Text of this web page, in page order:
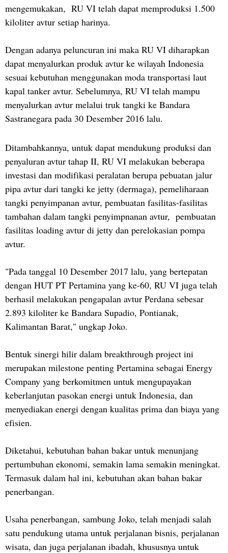
mengemukakan, RU VI telah dapat memproduksi 1.500
kiloliter avtur setiap harinya.
Dengan adanya peluncuran ini maka RU VI diharapkan
dapat menyalurkan produk avtur ke wilayah Indonesia
sesuai kebutuhan menggunakan moda transportasi laut
kapal tanker avtur. Sebelumnya, RU VI telah mampu
menyalurkan avtur melalui truk tangki ke Bandara
Sastranegara pada 30 Desember 2016 lalu.
Ditambahkannya, untuk dapat mendukung produksi dan
penyaluran avtur tahap II, RU VI melakukan beberapa
investasi dan modifikasi peralatan berupa pebuatan jalur
pipa avtur dari tangki ke jetty (dermaga), pemeliharaan
tangki penyimpanan avtur, pembuatan fasilitas-fasilitas
tambahan dalam tangki penyimpnanan avtur, pembuatan
fasilitas loading avtur di jetty dan perelokasian pompa
avtur.
"Pada tanggal 10 Desember 2017 lalu, yang bertepatan
dengan HUT PT Pertamina yang ke-60, RU VI juga telah
berhasil melakukan pengapalan avtur Perdana sebesar
2.893 kiloliter ke Bandara Supadio, Pontianak,
Kalimantan Barat," ungkap Joko.
Bentuk sinergi hilir dalam breakthrough project ini
merupakan milestone penting Pertamina sebagai Energy
Company yang berkomitmen untuk mengupayakan
keberlanjutan pasokan energi untuk Indonesia, dan
menyediakan energi dengan kualitas prima dan biaya yang
efisien.
Diketahui, kebutuhan bahan bakar untuk menunjang
pertumbuhan ekonomi, semakin lama semakin meningkat.
Termasuk dalam hal ini, kebutuhan akan bahan bakar
penerbangan.
Usaha penerbangan, sambung Joko, telah menjadi salah
satu pendukung utama untuk perjalanan bisnis, perjalanan
wisata, dan juga perjalanan ibadah, khususnya untuk